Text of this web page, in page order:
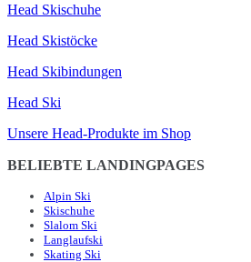
Head Skischuhe
Head Skistöcke
Head Skibindungen
Head Ski
Unsere Head-Produkte im Shop
BELIEBTE LANDINGPAGES
Alpin Ski
Skischuhe
Slalom Ski
Langlaufski
Skating Ski